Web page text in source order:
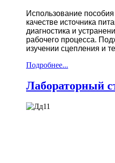
Использование
качестве источника
диагностика и
рабочего процесса.
изучении сцепления и
Подробнее...
Лабораторный